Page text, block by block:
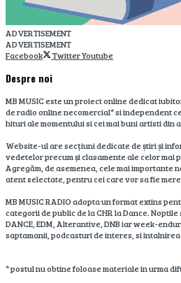
ADVERTISEMENT
ADVERTISEMENT
Facebook
TwitterYoutube
Despre noi
MB MUSIC este un proiect online dedicat
de radio online necomercial* si independent
hituri ale momentului si cei mai buni artisti din
Website-ul are secțiuni dedicate de știri și
vedetelor precum și clasamente ale celor mai
Agregăm, de asemenea, cele mai importante
atent selectate, pentru cei care vor sa fie
MB MUSIC RADIO adopta un format extins
categorii de public de la CHR la Dance.
DANCE, EDM, Alterantive, DNB iar week-
saptamanii, podcasturi de interes, si intalnirea
* postul nu obtine foloase materiale in urma